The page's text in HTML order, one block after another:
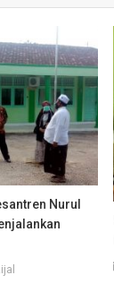
Nurul